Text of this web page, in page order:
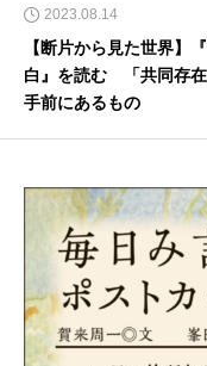
2023.08.14
【断片から見た世界】
白』を読む 「共同存
手前にあるもの